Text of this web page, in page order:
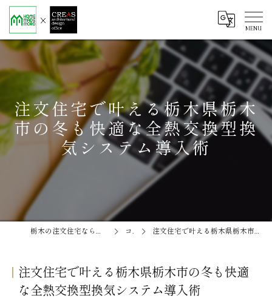
注文住宅で叶える栃木県栃木
市の冬も快適な全熱交換型換
気システム導入術
栃木の注文住宅なら株式会社ソエル ホームメイド茂呂 コラム 注文住宅で叶える栃木県栃木市の冬も快適な全熱交換型換気システム導入術
注文住宅で叶える栃木県栃木市の冬も快適
な全熱交換型換気システム導入術